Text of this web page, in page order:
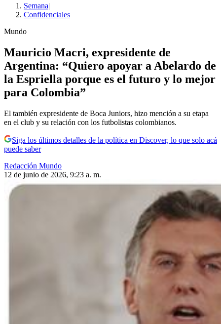
Semana|
Confidenciales
Mundo
Mauricio Macri, expresidente de
Argentina: “Quiero apoyar a Abelardo de
la Espriella porque es el futuro y lo mejor
para Colombia”
El también expresidente de Boca Juniors, hizo mención a su etapa
en el club y su relación con los futbolistas colombianos.
Siga los últimos detalles de la política en Discover, lo que solo acá
puede saber
Redacción Mundo
12 de junio de 2026, 9:23 a. m.